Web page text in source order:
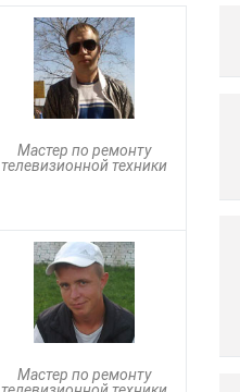
Мастер по ремонту
телевизионной техники
Мастер по ремонту